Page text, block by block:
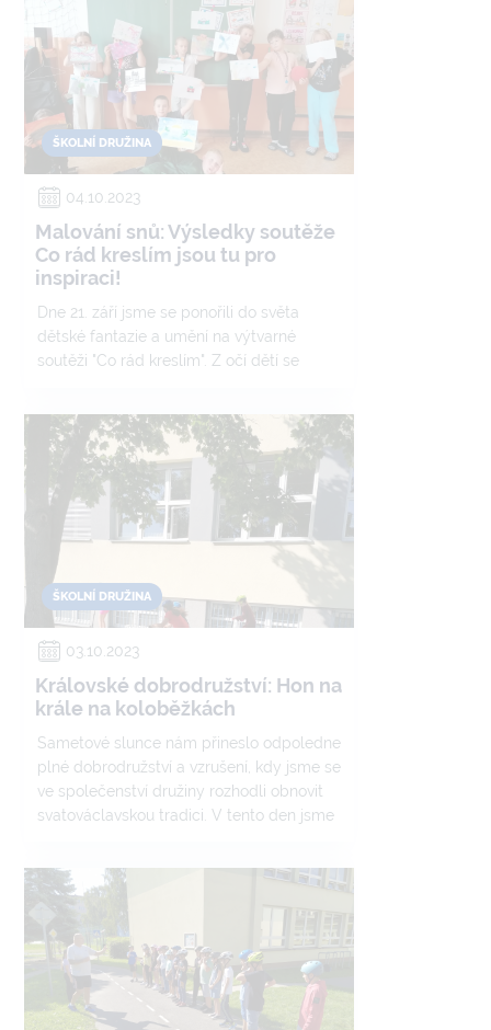
ŠKOLNÍ DRUŽINA
04.10.2023
Malování snů: Výsledky soutěže
Co rád kreslím jsou tu pro
inspiraci!
Dne 21. září jsme se ponořili do světa
dětské fantazie a umění na výtvarné
soutěži "Co rád kreslím". Z očí dětí se
duhy, auta... Bylo to jako cesta do jejich
malých světů plných barev a nápadů.
ŠKOLNÍ DRUŽINA
03.10.2023
Královské dobrodružství: Hon na
krále na koloběžkách
Sametové slunce nám přineslo odpoledne
plné dobrodružství a vzrušení, kdy jsme se
ve společenství družiny rozhodli obnovit
svatováclavskou tradici. V tento den jsme
rozum a nezačali jsme lov na pravého
krále, ale vyrazili jsme do akce plné
radosti a smíchu!